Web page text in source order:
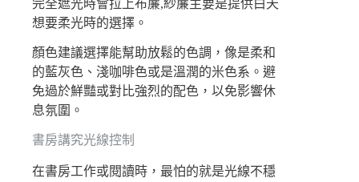
完全遮光時會拉上布簾,紗簾主要是提供白天
想要柔光時的選擇。
顏色建議選擇能幫助放鬆的色調，像是柔和
的藍灰色、淺咖啡色或是溫潤的米色系。避
免過於鮮豔或對比強烈的配色，以免影響休
息氛圍。
書房講究光線控制
在書房工作或閱讀時，最怕的就是光線不穩